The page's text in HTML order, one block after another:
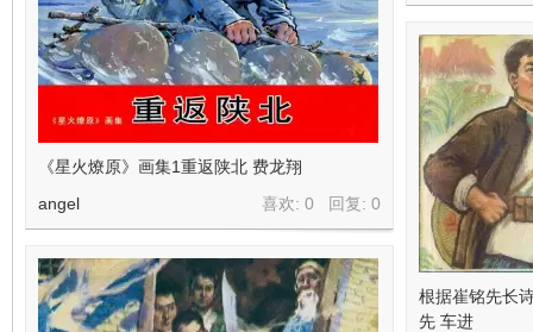
《星火燎原》画集1重返陕北 费龙翔
喜欢: 0 回复: 0
angel
根据崔铭先长
先 车进